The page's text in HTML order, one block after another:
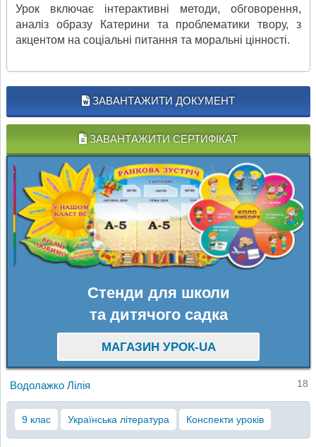
Урок включає інтерактивні методи, обговорення,
аналіз образу Катерини та проблематики твору, з
акцентом на соціальні питання та моральні цінності.
ЗАВАНТАЖИТИ ДОКУМЕНТ
ЗАВАНТАЖИТИ СЕРТИФІКАТ
Стенди для школи
та дитячого садка
МАГАЗИН УРОК-UA
Водолажко Лілія 18
9 клас Українська література Конспекти уроків